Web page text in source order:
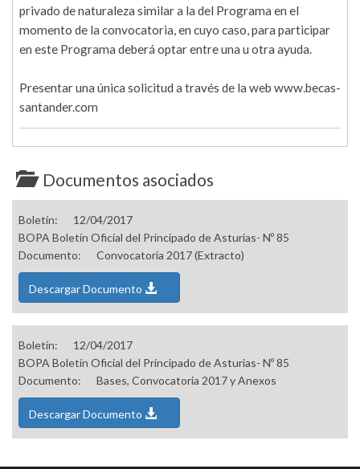
privado de naturaleza similar a la del Programa en el
momento de la convocatoria, en cuyo caso, para participar
en este Programa deberá optar entre una u otra ayuda.
Presentar una única solicitud a través de la web www.becas-
santander.com
Documentos asociados
Boletín:
12/04/2017
BOPA Boletín Oficial del Principado de Asturias- Nº 85
Documento:
Convocatoria 2017 (Extracto)
Descargar Documento
Boletín:
12/04/2017
BOPA Boletín Oficial del Principado de Asturias- Nº 85
Documento:
Bases, Convocatoria 2017 y Anexos
Descargar Documento